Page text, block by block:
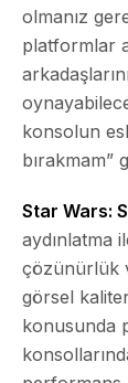
olmanız
platformlar
konsolun
bırakmam”
Star Wars:
aydınlatma
çözünürlük
görsel
konusunda